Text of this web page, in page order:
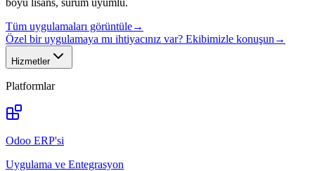
boyu lisans, sürüm uyumlu.
Tüm uygulamaları görüntüle→
Özel bir uygulamaya mı ihtiyacınız var? Ekibimizle konuşun →
Hizmetler
Platformlar
Odoo ERP'si
Uygulama ve Entegrasyon